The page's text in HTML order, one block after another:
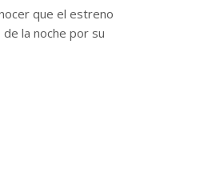
que el estreno
la noche por su